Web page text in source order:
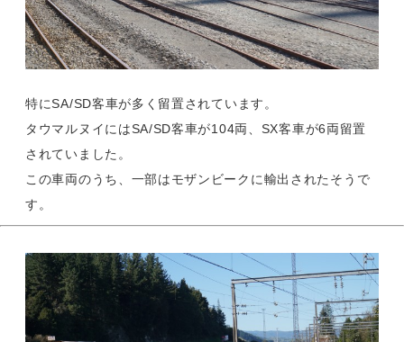
特にSA/SD客車が多く留置されています。
タウマルヌイにはSA/SD客車が104両、SX客車が6両留置
されていました。
この車両のうち、一部はモザンビークに輸出されたそうで
す。